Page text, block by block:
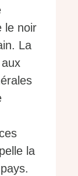
le noir
La
la